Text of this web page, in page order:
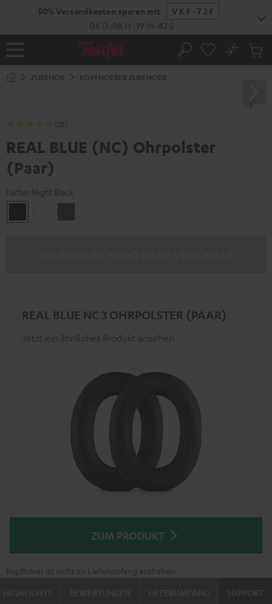
50% Versandkosten sparen mit
VKF-72F
06 D 08 H 39 M 41 S
Startseite Suche
No
ZUBEHÖR KOPFHOERER ZUBEHOER
(28)
REAL BLUE (NC) Ohrpolster
(Paar)
Farbe: Night Black
Black
White
REAL BLUE NC 3 OHRPOLSTER (PAAR)
Jetzt ein ähnliches Produkt ansehen
ZUM PRODUKT
Kopfhörer ist nicht im Lieferumfang enthalten.
SUPPORT